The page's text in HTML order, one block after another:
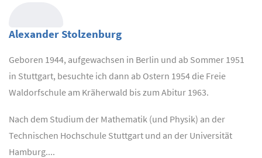
Alexander Stolzenburg
Geboren 1944, aufgewachsen in Berlin und ab Sommer 1951
in Stuttgart, besuchte ich dann ab Ostern 1954 die Freie
Waldorfschule am Kräherwald bis zum Abitur 1963.
Nach dem Studium der Mathematik (und Physik) an der
Technischen Hochschule Stuttgart und an der Universität
Hamburg....